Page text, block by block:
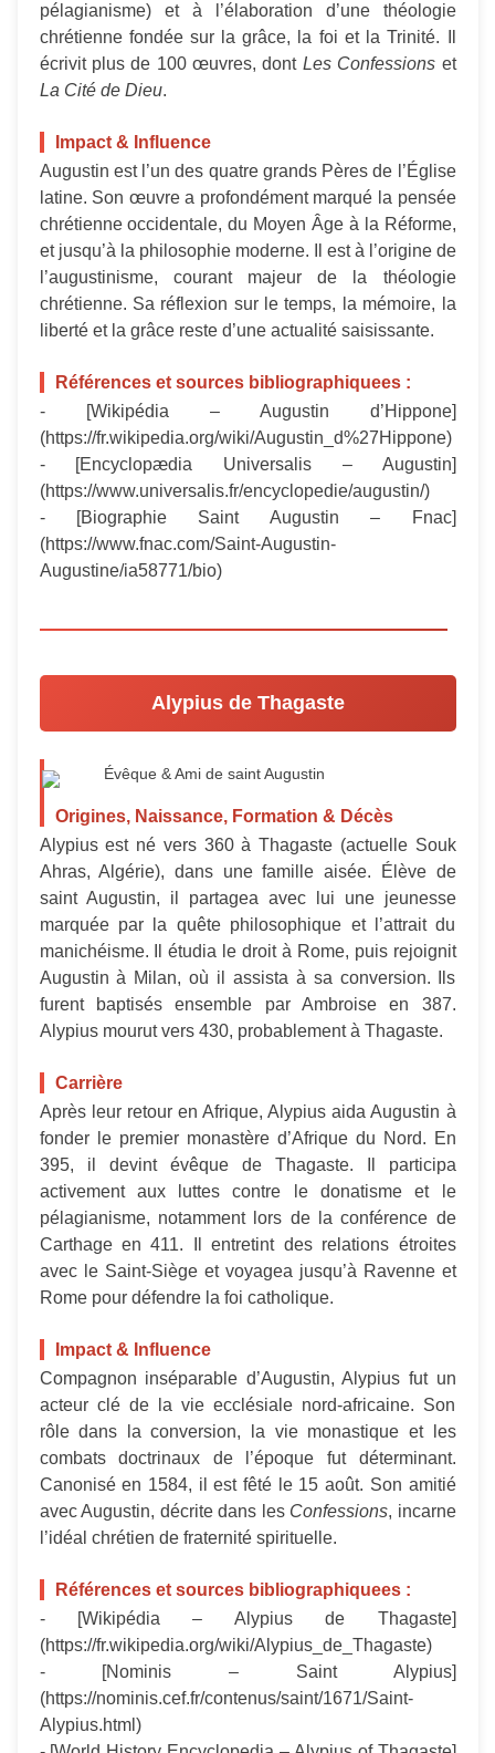
pélagianisme) et à l’élaboration d’une théologie
chrétienne fondée sur la grâce, la foi et la Trinité. Il
écrivit plus de 100 œuvres, dont Les Confessions et
La Cité de Dieu.
Impact & Influence
Augustin est l’un des quatre grands Pères de l’Église
latine. Son œuvre a profondément marqué la pensée
chrétienne occidentale, du Moyen Âge à la Réforme,
et jusqu’à la philosophie moderne. Il est à l’origine de
l’augustinisme, courant majeur de la théologie
chrétienne. Sa réflexion sur le temps, la mémoire, la
liberté et la grâce reste d’une actualité saisissante.
Références et sources bibliographiquees :
- [Wikipédia – Augustin d’Hippone]
(https://fr.wikipedia.org/wiki/Augustin_d%27Hippone)
- [Encyclopædia Universalis – Augustin]
(https://www.universalis.fr/encyclopedie/augustin/)
- [Biographie Saint Augustin – Fnac]
(https://www.fnac.com/Saint-Augustin-
Augustine/ia58771/bio)
Alypius de Thagaste
Évêque & Ami de saint Augustin
Origines, Naissance, Formation & Décès
Alypius est né vers 360 à Thagaste (actuelle Souk
Ahras, Algérie), dans une famille aisée. Élève de
saint Augustin, il partagea avec lui une jeunesse
marquée par la quête philosophique et l’attrait du
manichéisme. Il étudia le droit à Rome, puis rejoignit
Augustin à Milan, où il assista à sa conversion. Ils
furent baptisés ensemble par Ambroise en 387.
Alypius mourut vers 430, probablement à Thagaste.
Carrière
Après leur retour en Afrique, Alypius aida Augustin à
fonder le premier monastère d’Afrique du Nord. En
395, il devint évêque de Thagaste. Il participa
activement aux luttes contre le donatisme et le
pélagianisme, notamment lors de la conférence de
Carthage en 411. Il entretint des relations étroites
avec le Saint-Siège et voyagea jusqu’à Ravenne et
Rome pour défendre la foi catholique.
Impact & Influence
Compagnon inséparable d’Augustin, Alypius fut un
acteur clé de la vie ecclésiale nord-africaine. Son
rôle dans la conversion, la vie monastique et les
combats doctrinaux de l’époque fut déterminant.
Canonisé en 1584, il est fêté le 15 août. Son amitié
avec Augustin, décrite dans les Confessions, incarne
l’idéal chrétien de fraternité spirituelle.
Références et sources bibliographiquees :
- [Wikipédia – Alypius de Thagaste]
(https://fr.wikipedia.org/wiki/Alypius_de_Thagaste)
- [Nominis – Saint Alypius]
(https://nominis.cef.fr/contenus/saint/1671/Saint-
Alypius.html)